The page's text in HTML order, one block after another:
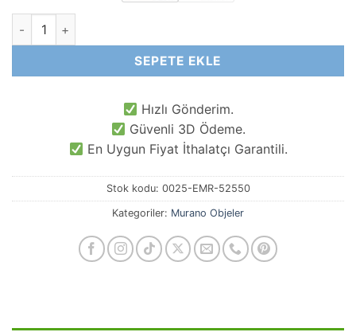
Lale Nazar Gözlü Murano Cam Obje Kolye Ucu adet
SEPETE EKLE
Hızlı Gönderim.
Güvenli 3D Ödeme.
En Uygun Fiyat İthalatçı Garantili.
Stok kodu: 0025-EMR-52550
Kategoriler: Murano Objeler